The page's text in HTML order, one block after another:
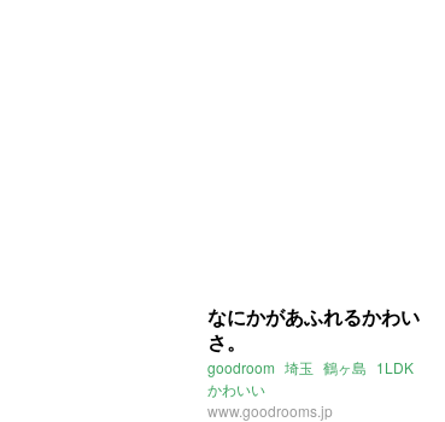
なにかがあふれるかわい
さ。
goodroom 埼玉 鶴ヶ島 1LDK
かわいい
www.goodrooms.jp